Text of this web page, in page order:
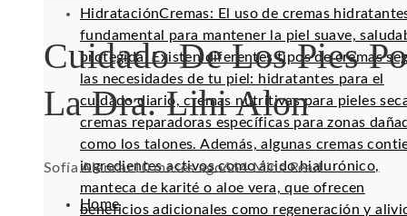
HidrataciónCremas: El uso de cremas
fundamental para mantener la piel suave,
protegida. Existen diferentes tipos de cremas
las necesidades de tu piel: hidratantes para el
cuidado diario, cremas nutritivas para pieles
cremas reparadoras específicas para zonas
como los talones. Además, algunas cremas
ingredientes activos como ácido hialurónico,
manteca de karité o aloe vera, que ofrecen
beneficios adicionales como regeneración y
Cuidado De Los Pies
La Dra. Lihi Alon
Sofía Alencar10 meses ago664 Mins Read
Home